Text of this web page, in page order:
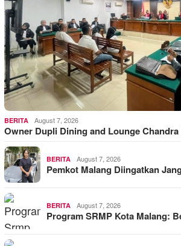
BERITA August 7, 2026
Owner Dupli Dining and Lounge
BERITA August 7, 2026
Pemkot Malang Diingatkan
BERITA August 7, 2026
Program SRMP Kota Malang: